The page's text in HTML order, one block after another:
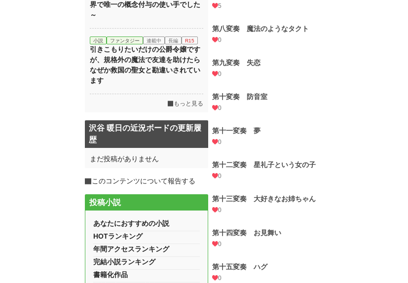
5
第八変奏 魔法のようなタクト
0
第九変奏 失恋
0
第十変奏 防音室
0
第十一変奏 夢
0
第十二変奏 星礼子という女の子
0
第十三変奏 大好きなお姉ちゃん
0
第十四変奏 お見舞い
0
第十五変奏 ハグ
0
界で唯一の概念付与の使い手でした
～
小説 ファンタジー 連載中 長編 R15
引きこもりたいだけの公爵令嬢です
が、規格外の魔法で友達を助けたら
なぜか救国の聖女と勘違いされてい
ます
もっと見る
沢谷 暖日の近況ボードの更新履
歴
まだ投稿がありません
このコンテンツについて報告する
投稿小説
あなたにおすすめの小説
HOTランキング
年間アクセスランキング
完結小説ランキング
書籍化作品